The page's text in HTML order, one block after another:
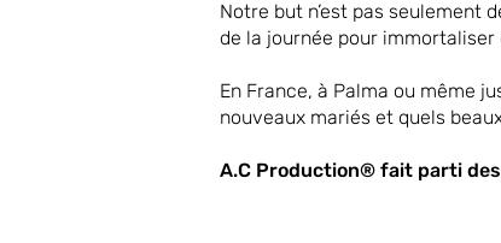
Notre but n’est pas seulement
de la journée pour
En France, à Palma ou même
nouveaux mariés et quels
A.C Production® fait parti